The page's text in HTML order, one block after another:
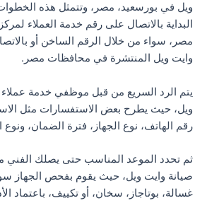
ويل في بورسعيد، مصر، وتتمثل هذه
البداية بالاتصال على رقم خدمة العملاء
مصر، سواء من خلال الرقم الساخن أو
وايت ويل المنتشرة في محافظات مصر.
يتم الرد السريع من قبل موظفي خدمة عملاء
ويل، حيث يطرح بعض الاستفسارات مثل
رقم الهاتف، نوع الجهاز، فترة الضمان،
ثم تحدد الموعد المناسب حتى يصلك
صيانة وايت ويل، حيث يقوم بفحص الجهاز
غسالة، بوتاجاز، سخان، أو تكييف، باعتماد